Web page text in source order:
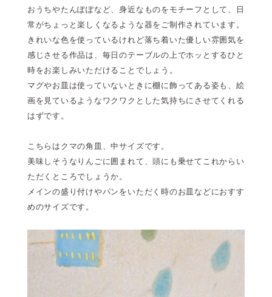
おうちやたんぽぽなど、身近なものをモチーフとして、日
常がちょっと楽しくなるような器をご制作されています。
きれいな色を使っているけれど落ち着いた優しい雰囲気を
感じさせる作品は、毎日のテーブルの上でホッとするひと
時をお楽しみいただけることでしょう。
マグやお皿は使っていないときに棚に飾ってある姿も、絵
画を見ているようなワクワクとした気持ちにさせてくれる
はずです。
こちらはクマの角皿、中サイズです。
美味しそうなりんごに囲まれて、頭にも乗せてこれからい
ただくところでしょうか。
メインの盛り付けやパンをいただく時のお皿などにおすす
めのサイズです。